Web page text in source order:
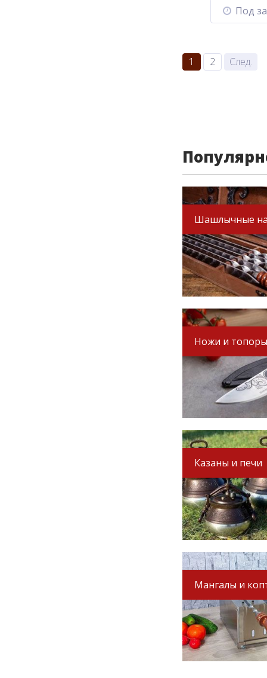
Под
1 2 След.
Шашлычные
Ножи и топоры
Казаны и печи
Мангалы и